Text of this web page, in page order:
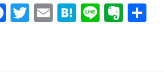
Facebook
Twitter
EmailHatena
Line